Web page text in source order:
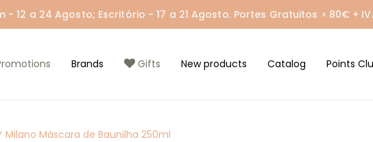
- 12 a 24 Agosto; Escritório - 17 a 21 Agosto. Portes Gratuitos > 80€ +
Brands Gifts New products Catalog Points
Milano Máscara de Baunilha 250ml